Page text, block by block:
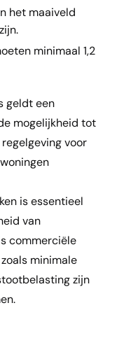
het maaiveld
minimaal 1,2
geldt een
mogelijkheid tot
voor
is essentieel
van
commerciële
minimale
zijn